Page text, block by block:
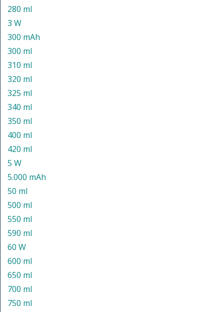
280 ml
3 W
300 mAh
300 ml
310 ml
320 ml
325 ml
340 ml
350 ml
400 ml
420 ml
5 W
5.000 mAh
50 ml
500 ml
550 ml
590 ml
60 W
600 ml
650 ml
700 ml
750 ml